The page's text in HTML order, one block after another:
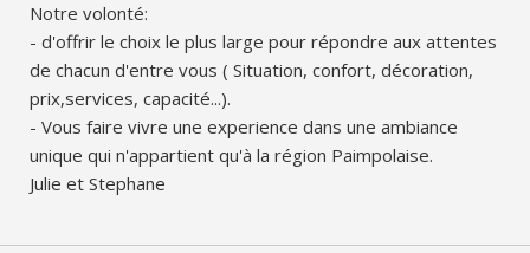
Notre volonté:
- d'offrir le choix le plus large pour répondre aux attentes
de chacun d'entre vous ( Situation, confort, décoration,
prix,services, capacité...).
- Vous faire vivre une experience dans une ambiance
unique qui n'appartient qu'à la région Paimpolaise.
Julie et Stephane